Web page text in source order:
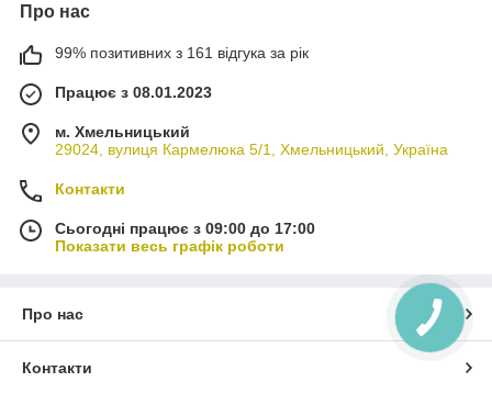
Про нас
99% позитивних з 161 відгука за рік
Працює з 08.01.2023
м. Хмельницький
29024, вулиця Кармелюка 5/1, Хмельницький, Україна
Контакти
Сьогодні працює з 09:00 до 17:00
Показати весь графік роботи
Про нас
Контакти